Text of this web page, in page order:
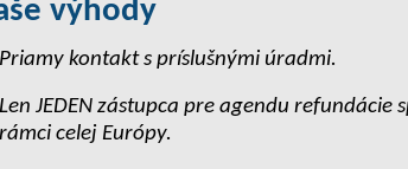
výhody
Priamy kontakt s príslušnými úradmi.
Len JEDEN zástupca pre agendu refundácie
rámci celej Európy.